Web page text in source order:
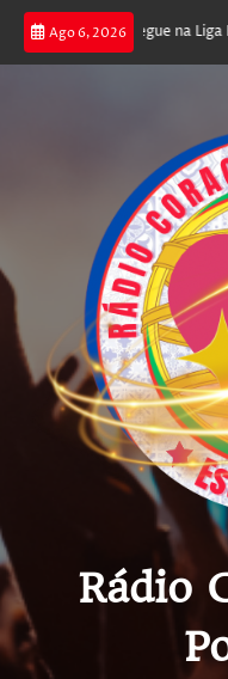
Ago 6, 2026
poker e prossegue na Liga
Rádio